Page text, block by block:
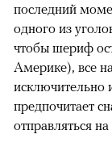
последний
одного из
чтобы шериф
Америке), все
исключительно
предпочитает
отправляться